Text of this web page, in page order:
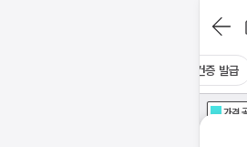
보건증 발급
가격